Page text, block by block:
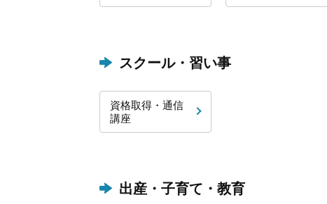
スクール・習い事
資格取得・通信
講座
出産・子育て・教育